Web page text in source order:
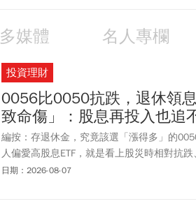
多媒體 名人專欄
投資理財
0056比0050抗跌，退休領
致命傷」：股息再投入也追
編按：存退休金，究竟該選「漲得多」的
人偏愛高股息ETF，就是看上股災時相對抗
看，這份「安心」可能有不小代價。從2014
日期：2026-08-07